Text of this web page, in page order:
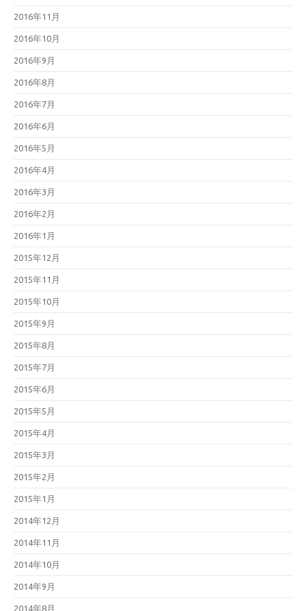
2016年11月
2016年10月
2016年9月
2016年8月
2016年7月
2016年6月
2016年5月
2016年4月
2016年3月
2016年2月
2016年1月
2015年12月
2015年11月
2015年10月
2015年9月
2015年8月
2015年7月
2015年6月
2015年5月
2015年4月
2015年3月
2015年2月
2015年1月
2014年12月
2014年11月
2014年10月
2014年9月
2014年8月